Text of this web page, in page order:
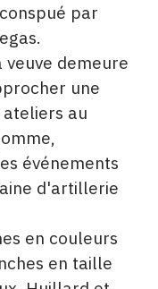
par
veuve demeure
une
au
événements
d'artillerie
en couleurs
en taille